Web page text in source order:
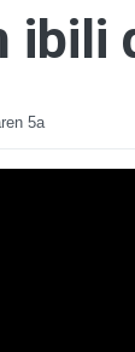
ibili
5a